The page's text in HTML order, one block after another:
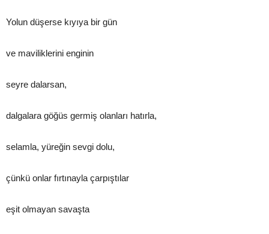
Yolun düşerse kıyıya bir gün
ve maviliklerini enginin
seyre dalarsan,
dalgalara göğüs germiş olanları hatırla,
selamla, yüreğin sevgi dolu,
çünkü onlar fırtınayla çarpıştılar
eşit olmayan savaşta